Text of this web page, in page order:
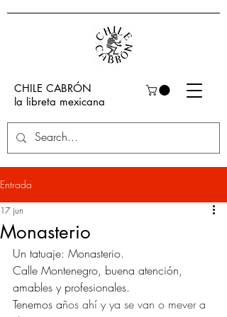
CHILE CABRÓN
la libreta mexicana
Entrada
Monasterio
17 jun
Un tatuaje: Monasterio.
Calle Montenegro, buena atención,
amables y profesionales.
Tenemos años ahí y ya se van o mever a